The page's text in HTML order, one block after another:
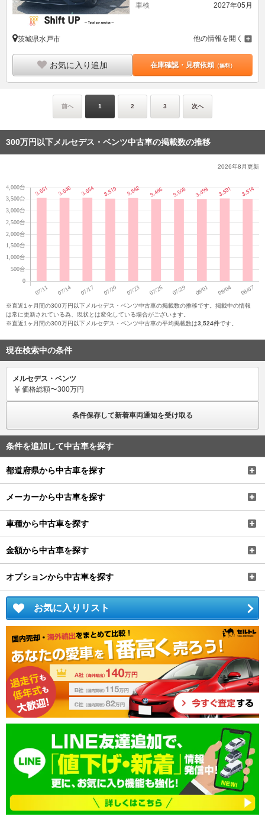
車検
2027年05月
茨城県水戸市 他の情報を開く
お気に入り追加 在庫確認・見積依頼（無料）
前へ 1 2 3 次へ
300万円以下メルセデス・ベンツ中古車の掲載数の推移
2026年8月更新
※直近1ヶ月間の300万円以下メルセデス・ベンツ中古車の掲載数の推移です。掲載中の情報
は常に更新されている為、現状とは変化している場合がございます。
※直近1ヶ月間の300万円以下メルセデス・ベンツ中古車の平均掲載数は3,524件です。
現在検索中の条件
メルセデス・ベンツ
価格総額〜300万円
条件保存して新着車両通知を受け取る
条件を追加して中古車を探す
都道府県から中古車を探す
メーカーから中古車を探す
車種から中古車を探す
金額から中古車を探す
オプションから中古車を探す
お気に入りリスト